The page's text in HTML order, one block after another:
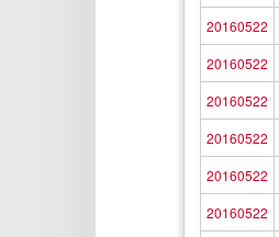
20160522
20160522
20160522
20160522
20160522
20160522